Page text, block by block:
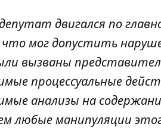
двигался по
мог допустить
вызваны
процессуальные
анализы на
любые манипуляции